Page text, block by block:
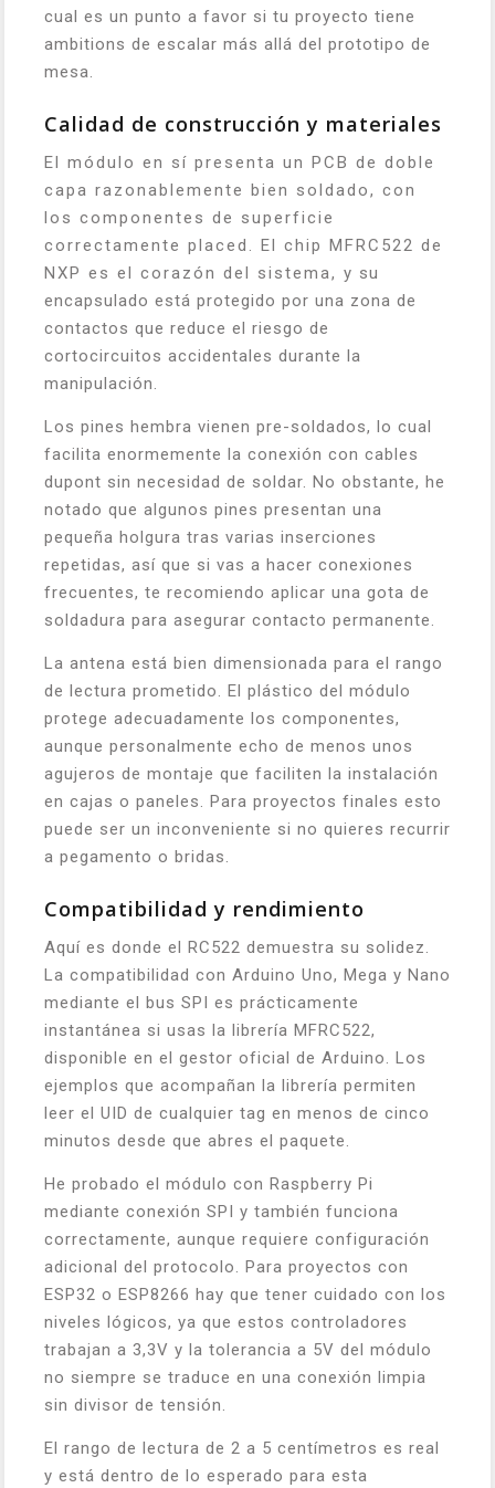
cual es un punto a favor si tu proyecto tiene
ambitions de escalar más allá del prototipo de
mesa.
Calidad de construcción y materiales
El módulo en sí presenta un PCB de doble
capa razonablemente bien soldado, con
los componentes de superficie
correctamente placed. El chip MFRC522 de
NXP es el corazón del sistema, y su
encapsulado está protegido por una zona de
contactos que reduce el riesgo de
cortocircuitos accidentales durante la
manipulación.
Los pines hembra vienen pre-soldados, lo cual
facilita enormemente la conexión con cables
dupont sin necesidad de soldar. No obstante, he
notado que algunos pines presentan una
pequeña holgura tras varias inserciones
repetidas, así que si vas a hacer conexiones
frecuentes, te recomiendo aplicar una gota de
soldadura para asegurar contacto permanente.
La antena está bien dimensionada para el rango
de lectura prometido. El plástico del módulo
protege adecuadamente los componentes,
aunque personalmente echo de menos unos
agujeros de montaje que faciliten la instalación
en cajas o paneles. Para proyectos finales esto
puede ser un inconveniente si no quieres recurrir
a pegamento o bridas.
Compatibilidad y rendimiento
Aquí es donde el RC522 demuestra su solidez.
La compatibilidad con Arduino Uno, Mega y Nano
mediante el bus SPI es prácticamente
instantánea si usas la librería MFRC522,
disponible en el gestor oficial de Arduino. Los
ejemplos que acompañan la librería permiten
leer el UID de cualquier tag en menos de cinco
minutos desde que abres el paquete.
He probado el módulo con Raspberry Pi
mediante conexión SPI y también funciona
correctamente, aunque requiere configuración
adicional del protocolo. Para proyectos con
ESP32 o ESP8266 hay que tener cuidado con los
niveles lógicos, ya que estos controladores
trabajan a 3,3V y la tolerancia a 5V del módulo
no siempre se traduce en una conexión limpia
sin divisor de tensión.
El rango de lectura de 2 a 5 centímetros es real
y está dentro de lo esperado para esta